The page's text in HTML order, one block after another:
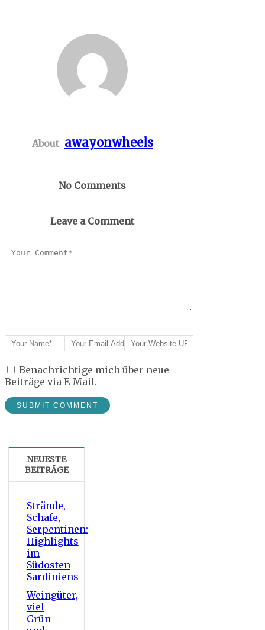
About awayonwheels
No Comments
Leave a Comment
Benachrichtige mich über neue
Beiträge via E-Mail.
NEUESTE
BEITRÄGE
Strände,
Schafe,
Serpentinen:
Highlights
im
Südosten
Sardiniens
Weingüter,
viel
Grün